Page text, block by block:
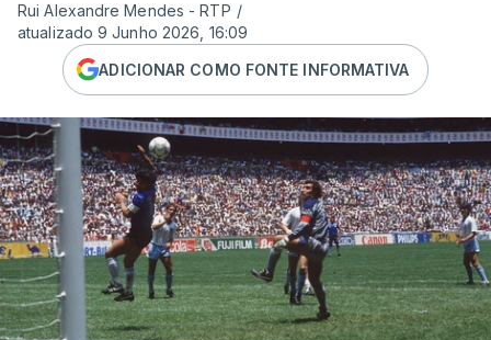
Rui Alexandre Mendes - RTP /
atualizado 9 Junho 2026, 16:09
ADICIONAR COMO FONTE INFORMATIVA